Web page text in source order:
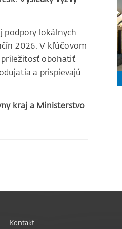
podpory lokálnych
2026. V kľúčovom
obohatiť
a prispievajú
kraj a Ministerstvo
Kontakt